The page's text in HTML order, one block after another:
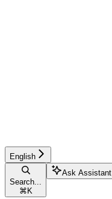
English
Search...
⌘ K
Ask Assistant